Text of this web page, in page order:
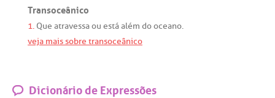
Transoceânico
1. Que atravessaou estáalém dooceano.
veja mais sobre transoceânico
Dicionário de Expressões